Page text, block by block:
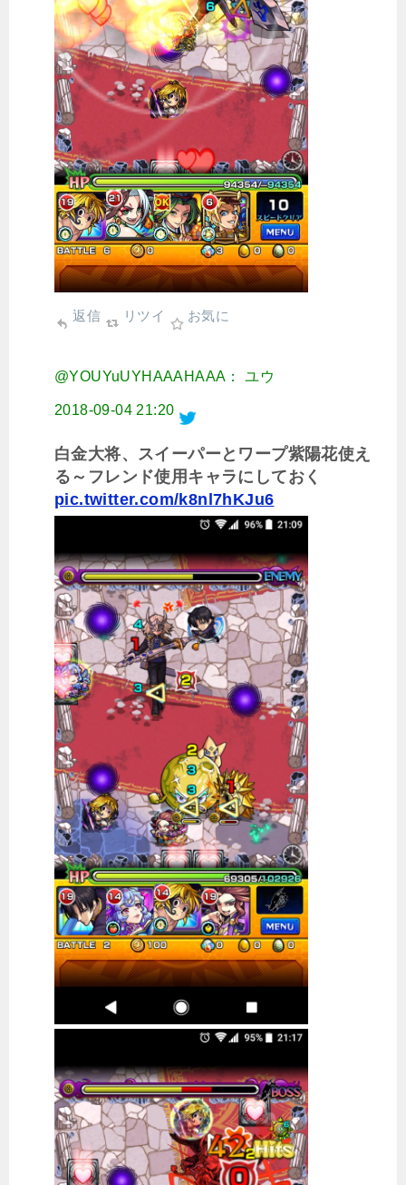
返信 リツイ お気に
@YOUYuUYHAAAHAAA： ユウ
2018-09-04 21:20
白金大将、スイーパーとワープ紫陽花使え
る～フレンド使用キャラにしておく
pic.twitter.com/k8nl7hKJu6